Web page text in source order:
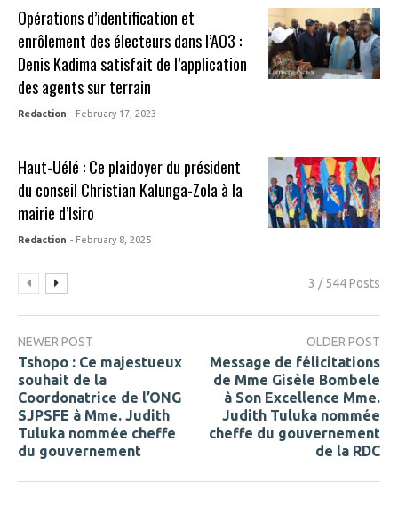
Opérations d’identification et
enrôlement des électeurs dans l’AO3 :
Denis Kadima satisfait de l’application
des agents sur terrain
Redaction - February 17, 2023
Haut-Uélé : Ce plaidoyer du président
du conseil Christian Kalunga-Zola à la
mairie d’Isiro
Redaction - February 8, 2025
3 / 544 Posts
NEWER POST
Tshopo : Ce majestueux
souhait de la
Coordonatrice de l’ONG
SJPSFE à Mme. Judith
Tuluka nommée cheffe
du gouvernement
OLDER POST
Message de félicitations
de Mme Gisèle Bombele
à Son Excellence Mme.
Judith Tuluka nommée
cheffe du gouvernement
de la RDC